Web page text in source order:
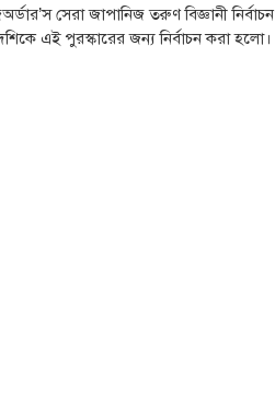
সেরা জাপানিজ তরুণ বিজ্ঞানী
এই পুরস্কারের জন্য নির্বাচন করা